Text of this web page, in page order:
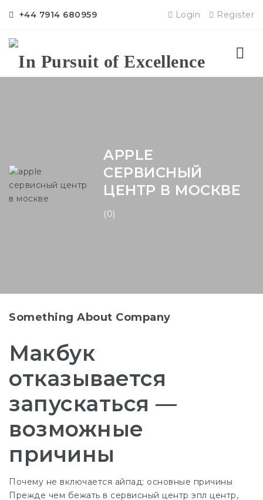
+44 7914 680959 Login Register
APPLE
СЕРВИСНЫЙ
ЦЕНТР В МОСКВЕ
(0)
Something About Company
Макбук
отказывается
запускаться —
возможные
причины
Почему не включается айпад: основные причины
Прежде чем бежать в сервисный центр эпл центр,